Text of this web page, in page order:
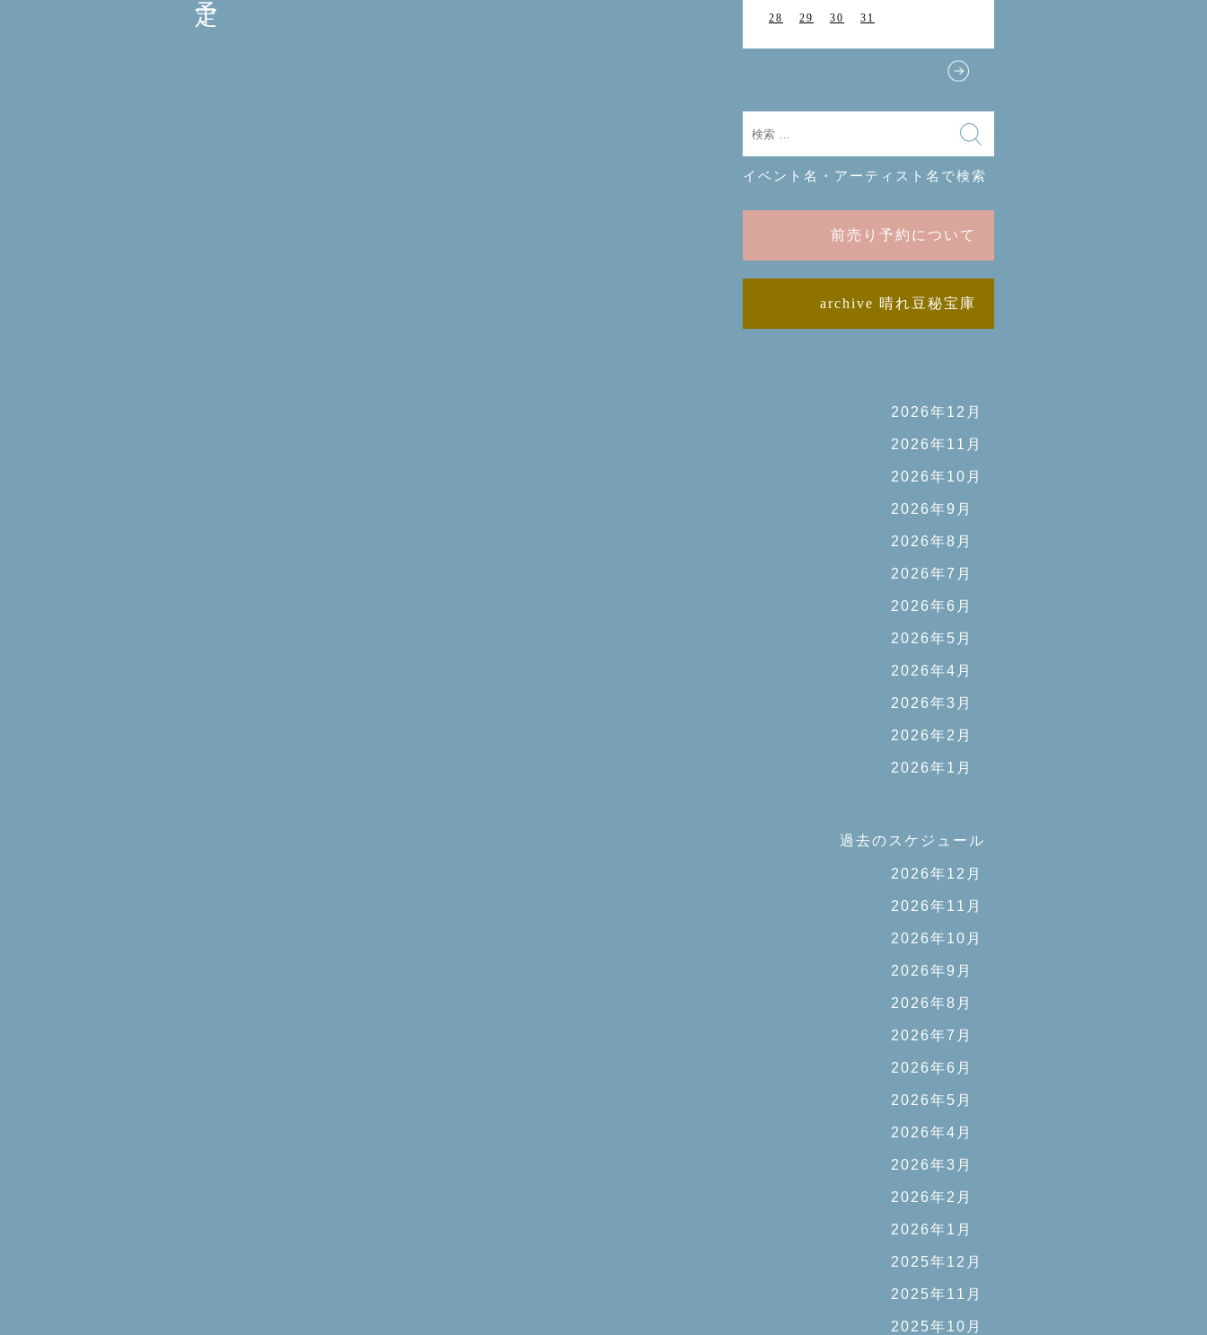
28
29 30 31
イベント名・アーティスト名で検索
前売り予約について
archive 晴れ豆秘宝庫
2026年12月
2026年11月
2026年10月
2026年9月
2026年8月
2026年7月
2026年6月
2026年5月
2026年4月
2026年3月
2026年2月
2026年1月
過去のスケジュール
2026年12月
2026年11月
2026年10月
2026年9月
2026年8月
2026年7月
2026年6月
2026年5月
2026年4月
2026年3月
2026年2月
2026年1月
2025年12月
2025年11月
2025年10月